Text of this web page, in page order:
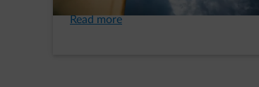
Read more